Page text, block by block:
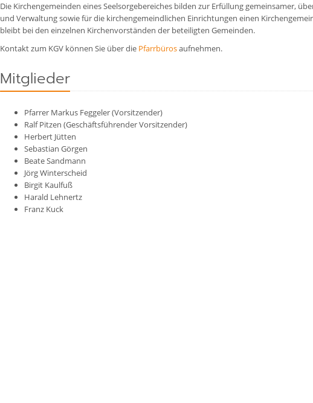
Die Kirchengemeinden eines Seelsorgebereiches bilden zur Erfüllung gemeinsamer,
und Verwaltung sowie für die kirchengemeindlichen Einrichtungen einen
bleibt bei den einzelnen Kirchenvorständen der beteiligten Gemeinden.
Kontakt zum KGV können Sie über die Pfarrbürosaufnehmen.
Mitglieder
Pfarrer Markus Feggeler (Vorsitzender)
Ralf Pitzen (Geschäftsführender Vorsitzender)
Herbert Jütten
Sebastian Görgen
Beate Sandmann
Jörg Winterscheid
Birgit Kaulfuß
Harald Lehnertz
Franz Kuck